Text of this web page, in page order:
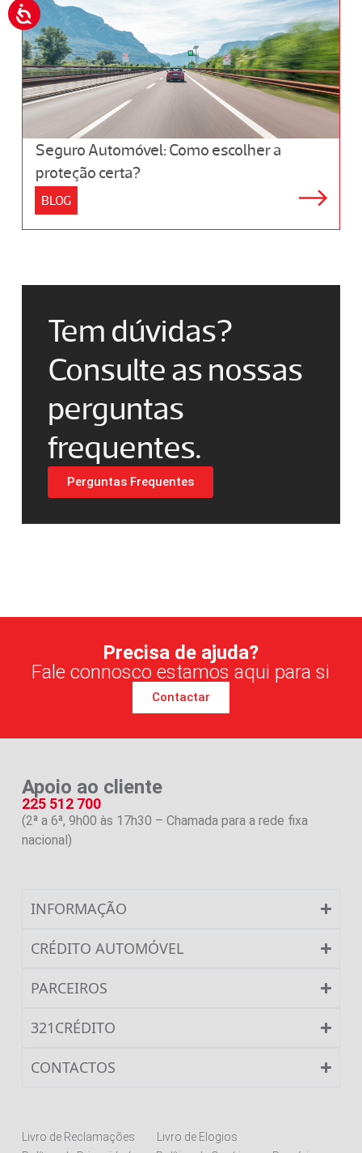
Seguro Automóvel: Como escolher a
proteção certa?
BLOG
Tem dúvidas?
Consulte as nossas
perguntas
frequentes.
Perguntas Frequentes
Precisa de ajuda?
Fale connosco estamos aqui para si
Contactar
Apoio ao cliente
225 512 700
(2ª a 6ª, 9h00 às 17h30 – Chamada para a rede fixa
nacional)
INFORMAÇÃO
CRÉDITO AUTOMÓVEL
PARCEIROS
321CRÉDITO
CONTACTOS
Livro de Reclamações
Livro de Elogios